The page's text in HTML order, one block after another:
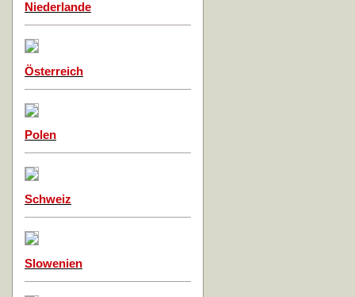
Niederlande
Österreich
Polen
Schweiz
Slowenien